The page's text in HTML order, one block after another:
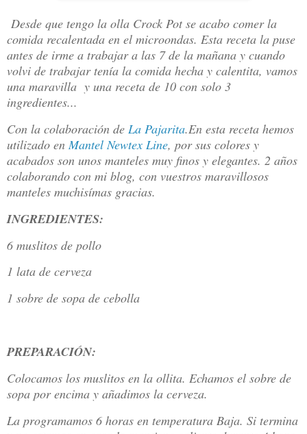
Desde que tengo la olla Crock Pot se acabo comer la
comida recalentada en el microondas. Esta receta la puse
antes de irme a trabajar a las 7 de la mañana y cuando
volvi de trabajar tenía la comida hecha y calentita, vamos
una maravilla y una receta de 10 con solo 3
ingredientes...
Con la colaboración de La Pajarita.En esta receta hemos
utilizado enMantel Newtex Line, por sus colores y
acabados son unos manteles muy finos y elegantes. 2 años
colaborando con mi blog, con vuestros maravillosos
manteles muchisímas gracias.
INGREDIENTES:
6 muslitos de pollo
1 lata de cerveza
1 sobre de sopa de cebolla
PREPARACIÓN:
Colocamos los muslitos en la ollita. Echamos el sobre de
sopa por encima y añadimos la cerveza.
La programamos 6 horas en temperatura Baja. Si termina